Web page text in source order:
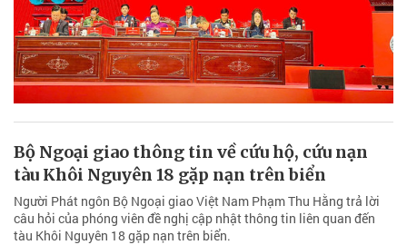
Bộ Ngoại giao thông tin về cứu hộ, cứu nạn
tàu Khôi Nguyên 18 gặp nạn trên biển
Người Phát ngôn Bộ Ngoại giao Việt Nam Phạm Thu Hằng trả lời
câu hỏi của phóng viên đề nghị cập nhật thông tin liên quan đến
tàu Khôi Nguyên 18 gặp nạn trên biển.